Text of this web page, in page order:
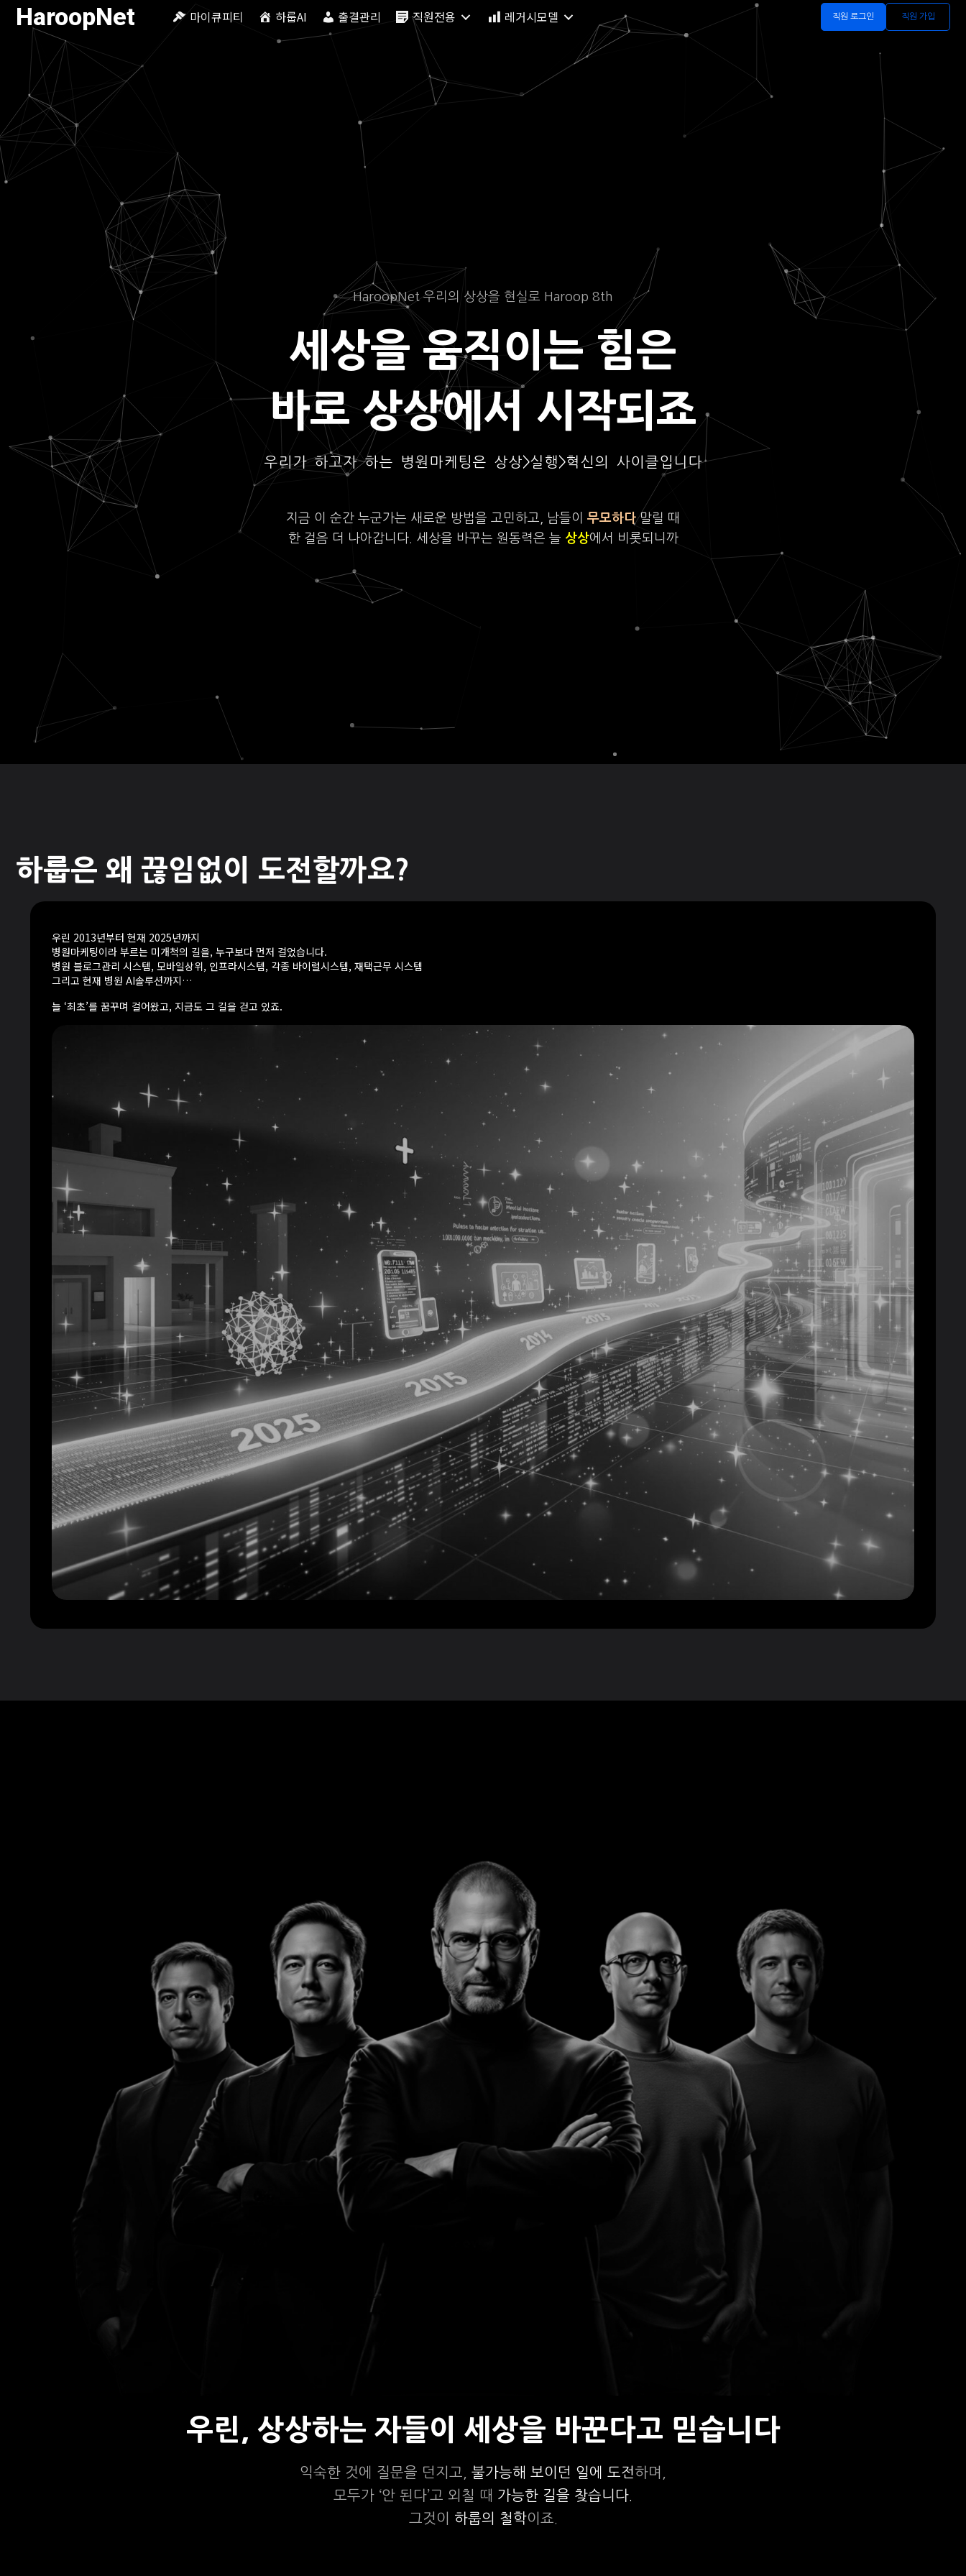
HaroopNet 마이큐피티 하룹AI 출결관리 직원전용 레거시모델 직원 로그인 직원 가입
HaroopNet 우리의 상상을 현실로 Haroop 8th
세상을 움직이는 힘은
바로 상상에서 시작되죠
우리가 하고자 하는 병원마케팅은 상상>실행>혁신의 사이클입니다
지금 이 순간 누군가는 새로운 방법을 고민하고, 남들이 무모하다말릴 때
한 걸음 더 나아갑니다. 세상을 바꾸는 원동력은 늘 상상에서 비롯되니까
하룹은 왜 끊임없이 도전할까요?
우린 2013년부터 현재 2025년까지
병원마케팅이라 부르는 미개척의 길을, 누구보다 먼저 걸었습니다.
병원 블로그관리 시스템, 모바일상위, 인프라시스템, 각종 바이럴시스템, 재택근무 시스템
그리고 현재 병원 AI솔루션까지…
늘 ‘최초’를 꿈꾸며 걸어왔고, 지금도 그 길을 걷고 있죠.
우린, 상상하는 자들이 세상을 바꾼다고 믿습니다
익숙한 것에 질문을 던지고, 불가능해 보이던 일에 도전하며,
모두가 ‘안 된다’고 외칠 때 가능한 길을 찾습니다.
그것이 하룹의 철학이죠.